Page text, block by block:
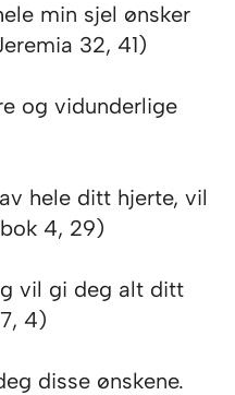
min sjel ønsker
32, 41)
og vidunderlige
hele ditt hjerte, vil
4, 29)
vil gi deg alt ditt
4)
disse ønskene.